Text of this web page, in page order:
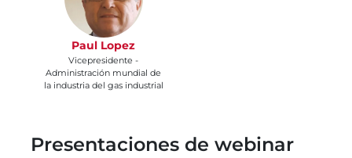
Paul Lopez
Vicepresidente -
Administración mundial de
la industria del gas industrial
Presentaciones de webinar